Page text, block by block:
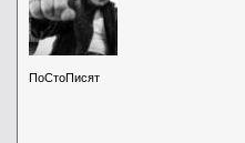
ПоСтоПисят